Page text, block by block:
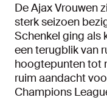
De Ajax Vrouwen
sterk seizoen
Schenkel ging als
een terugblik van
hoogtepunten tot
ruim aandacht
Champions